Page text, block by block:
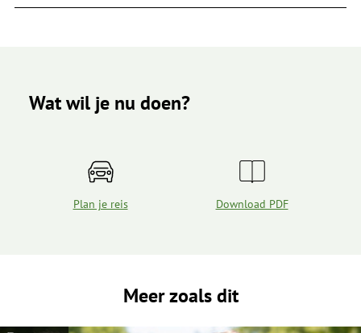
Wat wil je nu doen?
Plan je reis Download PDF
Meer zoals dit